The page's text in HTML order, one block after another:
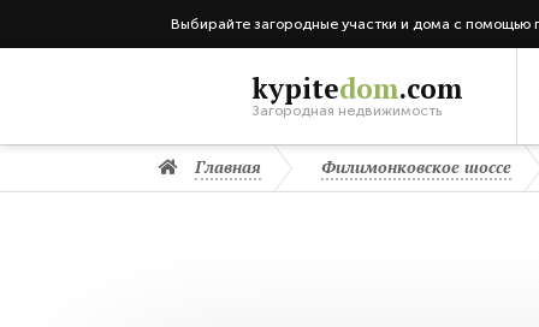
Выбирайте загородные участки и дома с помощью
kypitedom.com
Загородная недвижимость
Главная Филимонковское шоссе